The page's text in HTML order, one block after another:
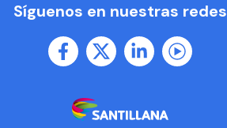
Síguenos en nuestras redes